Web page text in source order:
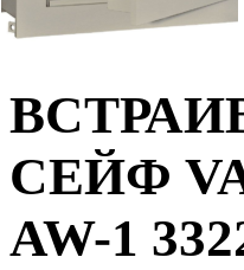
СЕЙФ
AW-1